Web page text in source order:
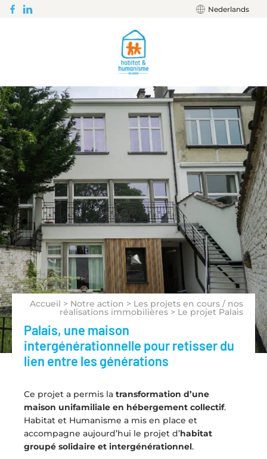
Nederlands
Accueil > Notre action > Les projets en cours / nos
réalisations immobilières > Le projet Palais
Palais, une maison
intergénérationnelle pour retisser du
lien entre les générations
Ce projet a permis la transformation d’une
maison unifamiliale en hébergement collectif.
Habitat et Humanisme a mis en place et
accompagne aujourd’hui le projet d’habitat
groupé solidaire et intergénérationnel.